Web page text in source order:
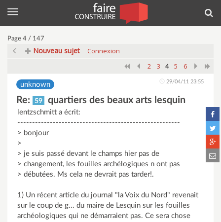
Menu
Page 4 / 147
Nouveau sujet
Connexion
2
3 4 5 6
unknown 29/04/11 23:55
Re: 59 quartiers des beaux arts lesquin
lentzschmitt a écrit:
-------------------------------------------------------
> bonjour
>
> je suis passé devant le champs hier pas de
> changement, les fouilles archélogiques n ont pas
> débutées. Ms cela ne devrait pas tarder!.
1) Un récent article du journal "la Voix du Nord" revenait
sur le coup de g... du maire de Lesquin sur les fouilles
archéologiques qui ne démarraient pas. Ce sera chose